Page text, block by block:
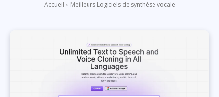
Accueil Meilleurs Logiciels de synthèse vocale